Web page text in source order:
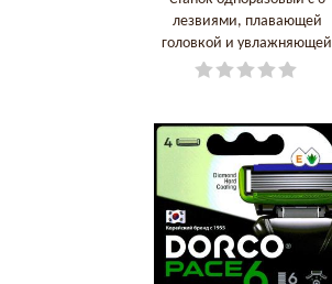
лезвиями, плавающей
головкой и увлажняющей
полосой 2 кассеты+1лезвие